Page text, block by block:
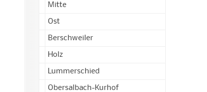
Mitte
Ost
Berschweiler
Holz
Lummerschied
Obersalbach-Kurhof